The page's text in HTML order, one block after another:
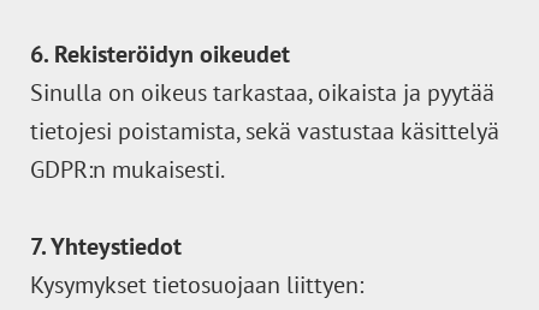
6. Rekisteröidyn oikeudet
Sinulla on oikeus tarkastaa, oikaista ja pyytää
tietojesi poistamista, sekä vastustaa käsittelyä
GDPR:n mukaisesti.
7. Yhteystiedot
Kysymykset tietosuojaan liittyen: